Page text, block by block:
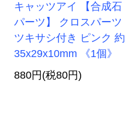
キャッツアイ 【合成石
パーツ】 クロスパーツ
ツキサシ付き ピンク 約
35x29x10mm 《1個》
880円(税80円)